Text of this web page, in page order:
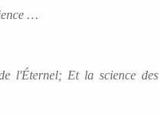
…
l'Éternel; Et la science des